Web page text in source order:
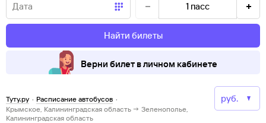
1 пасс
Найти билеты
Верни билет в личном кабинете
Туту.ру · Расписание автобусов ·
Крымское, Калининградская область → Зеленополье,
Калининградская область